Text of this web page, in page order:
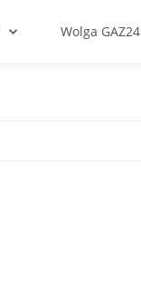
Wolga GAZ24